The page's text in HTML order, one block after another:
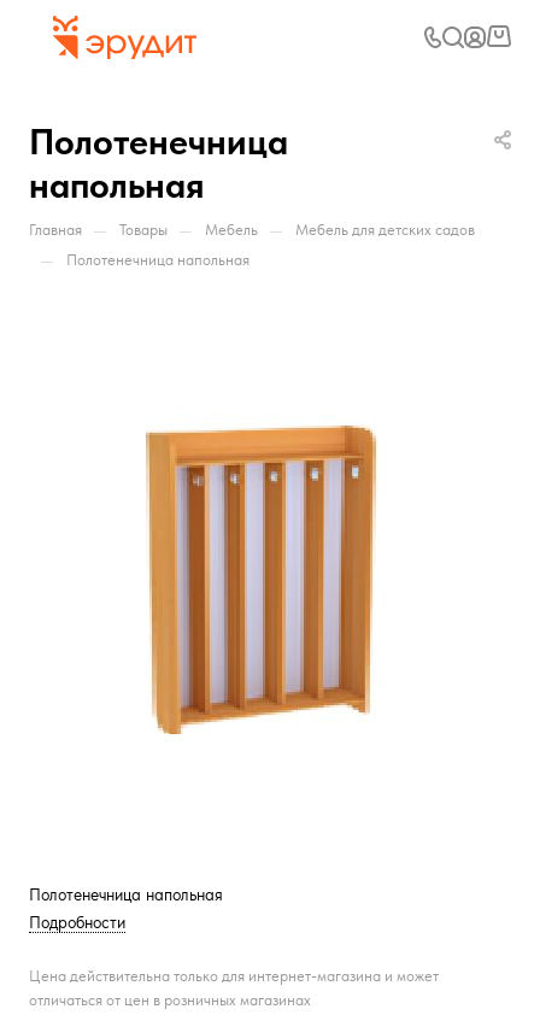
Полотенечница
напольная
Главная — Товары — Мебель — Мебель для детских садов
— Полотенечница напольная
Полотенечница напольная
Подробности
Цена действительна только для интернет-магазина и может
отличаться от цен в розничных магазинах